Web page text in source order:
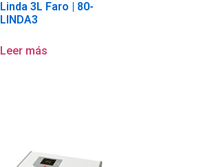
Linda 3L Faro | 80-
LINDA3
Leer más